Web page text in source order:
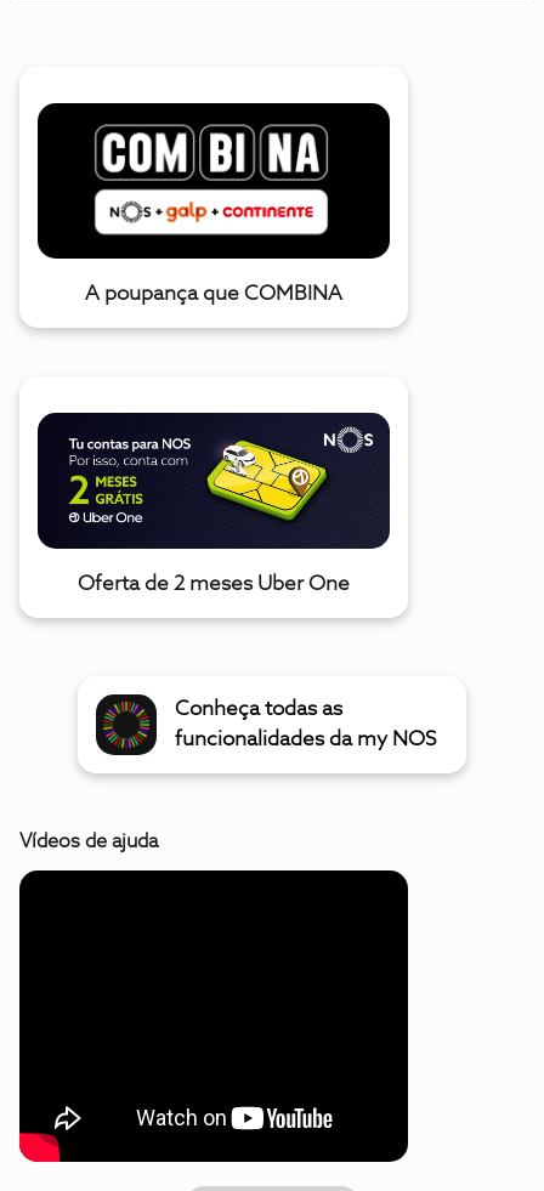
A poupança que COMBINA
Oferta de 2 meses Uber One
Conheça todas as
funcionalidades da my NOS
Vídeos de ajuda